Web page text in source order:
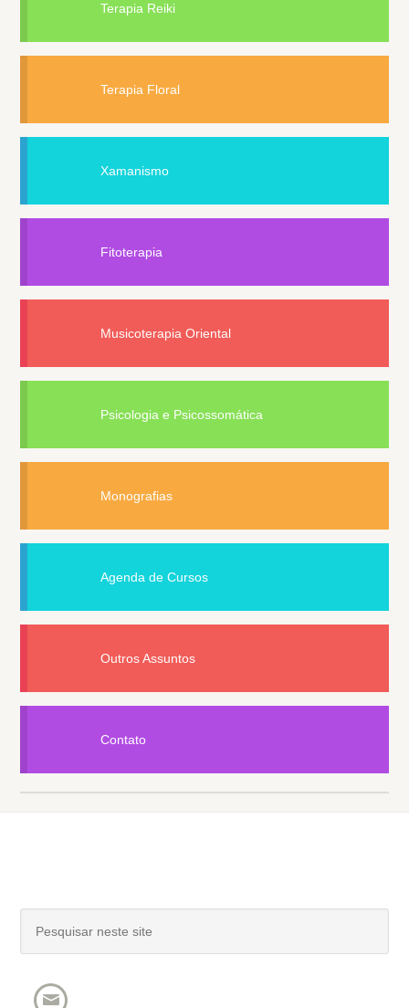
Terapia Reiki
Terapia Floral
Xamanismo
Fitoterapia
Musicoterapia Oriental
Psicologia e Psicossomática
Monografias
Agenda de Cursos
Outros Assuntos
Contato